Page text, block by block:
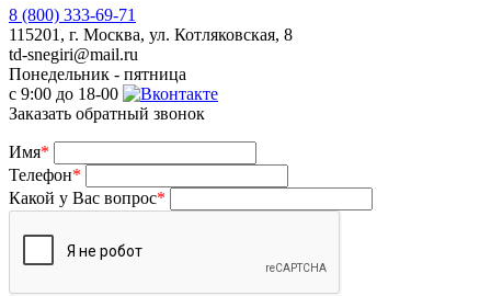
8 (800) 333-69-71
115201, г. Москва, ул. Котляковская, 8
td-snegiri@mail.ru
Понедельник - пятница
с 9:00 до 18-00
Заказать обратный звонок
Имя*
Телефон*
Какой у Вас вопрос*